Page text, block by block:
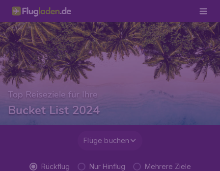
Top Reiseziele für Ihre
Bucket List 2024
Flüge buchen
Rückflug Nur Hinflug Mehrere Ziele